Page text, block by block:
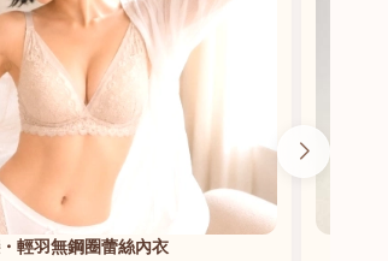
輕羽無鋼圈蕾絲內衣